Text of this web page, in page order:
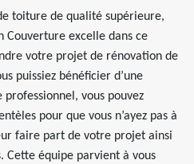
toiture de qualité supérieure,
Couverture excelle dans ce
votre projet de rénovation de
puissiez bénéficier d’une
vous pouvez
pour que vous n’ayez pas à
faire part de votre projet ainsi
Cette équipe parvient à vous